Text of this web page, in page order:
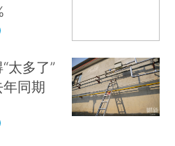
见财新网《
组
节作用。保持各大储气
气量接近8000万立方米/
。启动金坛储气库应急采
太多了”
同期